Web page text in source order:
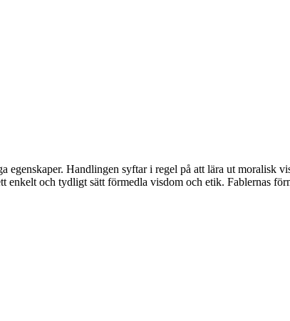
Handlingen syftar i regel på att lära ut moralisk
enkelt och tydligt sätt förmedla visdom och etik. Fablernas